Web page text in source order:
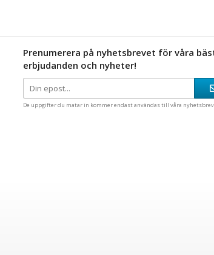
Prenumerera på nyhetsbrevet för våra
erbjudanden och nyheter!
De uppgifter du matar in kommer endast användas till våra